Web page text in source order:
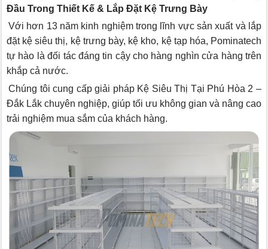
Đầu Trong Thiết Kế & Lắp Đặt Kệ Trưng Bày
Với hơn 13 năm kinh nghiệm trong lĩnh vực sản xuất và lắp
đặt kệ siêu thị, kệ trưng bày, kệ kho, kệ tạp hóa, Pominatech
tự hào là đối tác đáng tin cậy cho hàng nghìn cửa hàng trên
khắp cả nước.
Chúng tôi cung cấp giải pháp Kệ Siêu Thị Tại Phú Hòa 2 –
Đắk Lắk chuyên nghiệp, giúp tối ưu không gian và nâng cao
trải nghiệm mua sắm của khách hàng.